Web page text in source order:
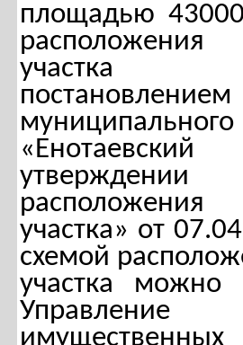
площадью
участка
участка» от
схемой
участка можно